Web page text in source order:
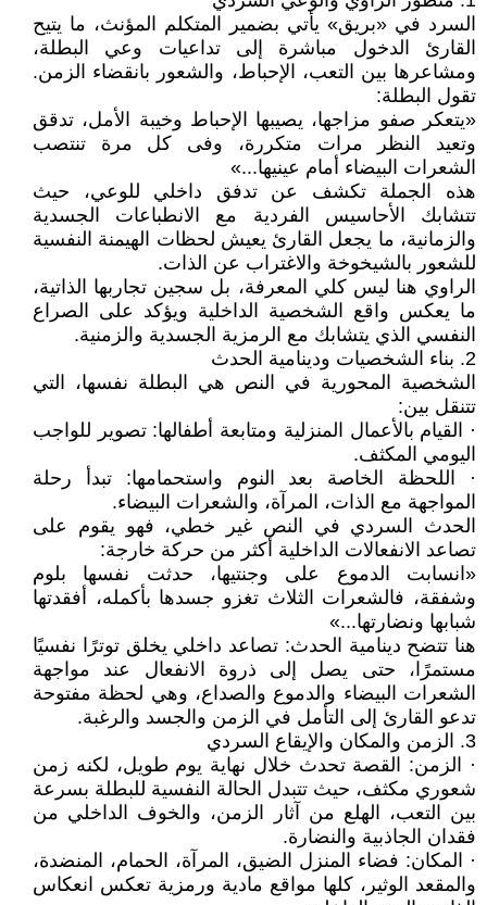
السرد في «بريق» يأتي بضمير المتكلم المؤنث، ما يتيح
القارئ الدخول مباشرة إلى تداعيات وعي البطلة،
ومشاعرها بين التعب، الإحباط، والشعور بانقضاء الزمن.
تقول البطلة:
«يتعكر صفو مزاجها، يصيبها الإحباط وخيبة الأمل، تدقق
وتعيد النظر مرات متكررة، وفى كل مرة تنتصب
الشعرات البيضاء أمام عينيها...»
هذه الجملة تكشف عن تدفق داخلي للوعي، حيث
تتشابك الأحاسيس الفردية مع الانطباعات الجسدية
والزمانية، ما يجعل القارئ يعيش لحظات الهيمنة النفسية
للشعور بالشيخوخة والاغتراب عن الذات.
الراوي هنا ليس كلي المعرفة، بل سجين تجاربها الذاتية،
ما يعكس واقع الشخصية الداخلية ويؤكد على الصراع
النفسي الذي يتشابك مع الرمزية الجسدية والزمنية.
2. بناء الشخصيات ودينامية الحدث
الشخصية المحورية في النص هي البطلة نفسها، التي
تتنقل بين:
· القيام بالأعمال المنزلية ومتابعة أطفالها: تصوير للواجب
اليومي المكثف.
· اللحظة الخاصة بعد النوم واستحمامها: تبدأ رحلة
المواجهة مع الذات، المرآة، والشعرات البيضاء.
الحدث السردي في النص غير خطي، فهو يقوم على
تصاعد الانفعالات الداخلية أكثر من حركة خارجة:
«انسابت الدموع على وجنتيها، حدثت نفسها بلوم
وشفقة، فالشعرات الثلاث تغزو جسدها بأكمله، أفقدتها
شبابها ونضارتها...»
هنا تتضح دينامية الحدث: تصاعد داخلي يخلق توترًا نفسيًا
مستمرًا، حتى يصل إلى ذروة الانفعال عند مواجهة
الشعرات البيضاء والدموع والصداع، وهي لحظة مفتوحة
تدعو القارئ إلى التأمل في الزمن والجسد والرغبة.
3. الزمن والمكان والإيقاع السردي
· الزمن: القصة تحدث خلال نهاية يوم طويل، لكنه زمن
شعوري مكثف، حيث تتبدل الحالة النفسية للبطلة بسرعة
بين التعب، الهلع من آثار الزمن، والخوف الداخلي من
فقدان الجاذبية والنضارة.
· المكان: فضاء المنزل الضيق، المرآة، الحمام، المنضدة،
والمقعد الوثير، كلها مواقع مادية ورمزية تعكس انعكاس